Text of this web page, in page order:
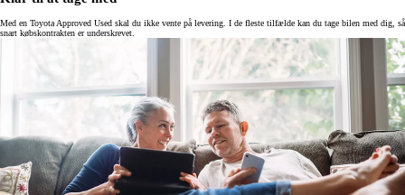
Med en Toyota Approved Used skal du ikke vente på levering. I de fleste tilfælde kan du tage bilen med dig, så
snart købskontrakten er underskrevet.